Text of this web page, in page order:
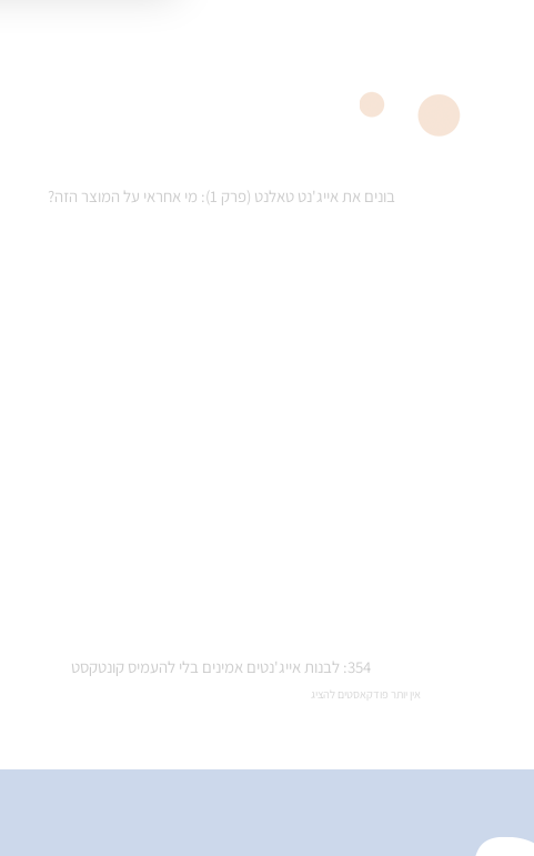
בונים את אייג'נט טאלנט (פרק 1): מי אחראי על המוצר הזה?
354: לבנות אייג'נטים אמינים בלי להעמיס קונטקסט